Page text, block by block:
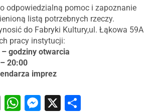
odpowiedzialną pomoc i zapoznanie
listą potrzebnych rzeczy.
do Fabryki Kultury,ul. Łąkowa 59A
pracy instytucji:
godziny otwarcia
20:00
imprez
EmailWhatsApp
Messenger
X